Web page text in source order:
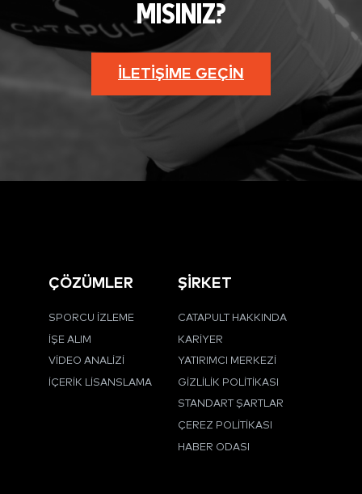
MISINIZ?
İLETIŞIME GEÇIN
ÇÖZÜMLER
SPORCU İZLEME
İŞE ALIM
VIDEO ANALIZI
İÇERIK LISANSLAMA
ŞİRKET
CATAPULT HAKKINDA
KARIYER
YATIRIMCI MERKEZI
GIZLILIK POLITIKASI
STANDART ŞARTLAR
ÇEREZ POLITIKASI
HABER ODASI